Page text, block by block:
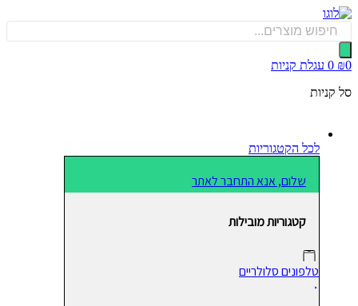
0 עגלת קניות
לכל הקטגוריות
שלום, אנא התחבר לאתר
קטגוריות מובילות
טלפונים סלולריים